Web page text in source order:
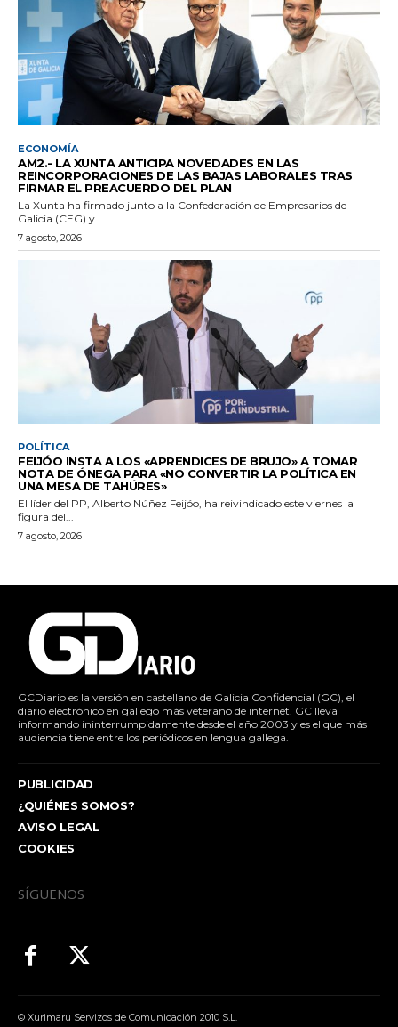
ECONOMÍA
AM2.- LA XUNTA ANTICIPA NOVEDADES EN LAS
REINCORPORACIONES DE LAS BAJAS LABORALES TRAS
FIRMAR EL PREACUERDO DEL PLAN
La Xunta ha firmado junto a la Confederación de Empresarios de
Galicia (CEG) y...
7 agosto, 2026
POLÍTICA
FEIJÓO INSTA A LOS «APRENDICES DE BRUJO» A TOMAR
NOTA DE ÓNEGA PARA «NO CONVERTIR LA POLÍTICA EN
UNA MESA DE TAHÚRES»
El líder del PP, Alberto Núñez Feijóo, ha reivindicado este viernes la
figura del...
7 agosto, 2026
GCDiario es la versión en castellano de Galicia Confidencial (GC), el
diario electrónico en gallego más veterano de internet. GC lleva
informando ininterrumpidamente desde el año 2003 y es el que más
audiencia tiene entre los periódicos en lengua gallega.
PUBLICIDAD
¿QUIÉNES SOMOS?
AVISO LEGAL
COOKIES
SÍGUENOS
© Xurimaru Servizos de Comunicación 2010 S.L.